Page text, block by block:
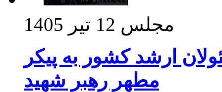
مجلس 12 تیر 1405
ارشد کشور به پیکر
مطهر رهبر شهید